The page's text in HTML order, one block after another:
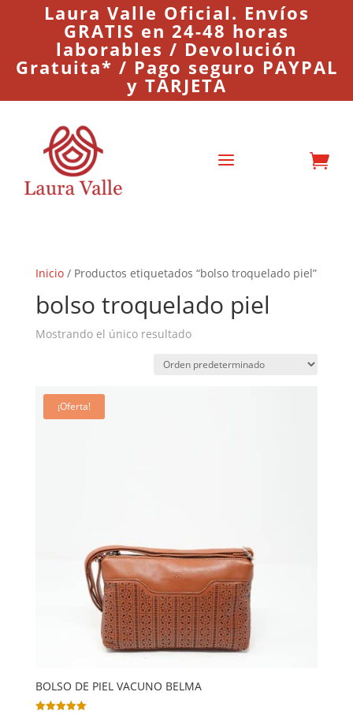
Laura Valle Oficial. Envíos
GRATIS en 24-48 horas
laborables / Devolución
Gratuita* / Pago seguro PAYPAL
y TARJETA
a 
Inicio/ Productos etiquetados “bolso troquelado piel”
bolso troquelado piel
Mostrando el único resultado
¡Oferta!
BOLSO DE PIEL VACUNO BELMA